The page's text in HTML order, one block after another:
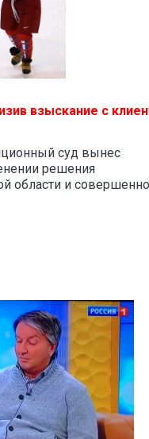
взыскание с
суд вынес
решения
области и совершенно